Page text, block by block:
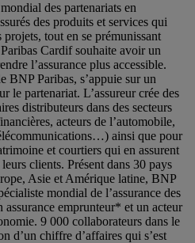
des partenariats en
des produits et services qui
tout en se prémunissant
Cardif souhaite avoir un
l’assurance plus accessible.
BNP Paribas, s’appuie sur un
le partenariat. L’assureur crée des
distributeurs dans des secteurs
acteurs de l’automobile,
ainsi que pour
et courtiers qui en assurent
clients. Présent dans 30 pays
Asie et Amérique latine, BNP
mondial de l’assurance des
assurance emprunteur* et un acteur
9 000 collaborateurs dans le
d’un chiffre d’affaires qui s’est